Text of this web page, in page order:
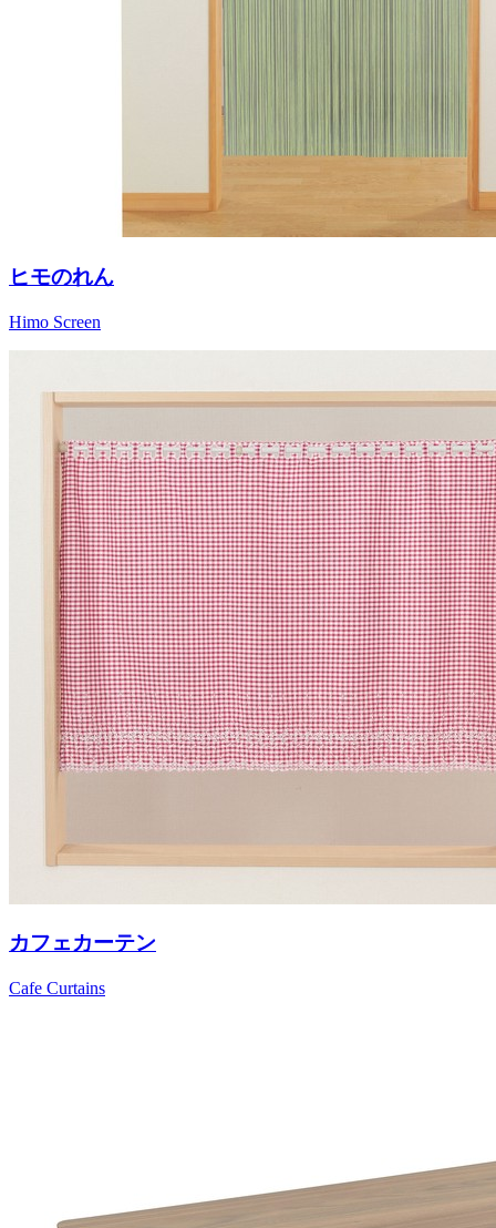
ヒモのれん
Himo Screen
カフェカーテン
Cafe Curtains